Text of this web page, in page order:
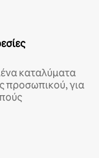
καταλύματα
προσωπικού, για